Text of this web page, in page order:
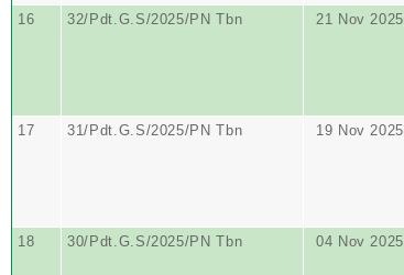
16 32/Pdt.G.S/2025/PN Tbn 21 Nov 2025
17 31/Pdt.G.S/2025/PN Tbn 19 Nov 2025
18 30/Pdt.G.S/2025/PN Tbn 04 Nov 2025